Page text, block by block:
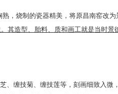
，烧制的瓷器精美，将原昌南窑改
其造型、胎料、质和画工就是当时景
、缠技菊、缠技莲等，刻画细致入